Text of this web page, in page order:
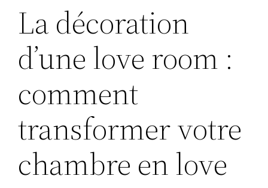
La décoration
d’une love room :
comment
transformer votre
chambre en love